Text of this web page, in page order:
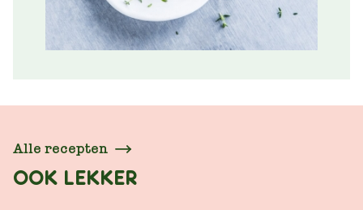
OOK LEKKER
Alle recepten